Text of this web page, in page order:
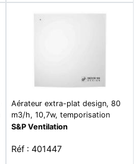
Aérateur extra-plat design, 80
m3/h, 10,7w, temporisation
réglable, d100 mm - decor-100
S&P Ventilation
Réf : 401447